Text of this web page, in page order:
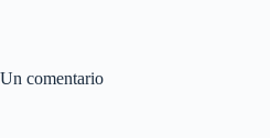
Un comentario